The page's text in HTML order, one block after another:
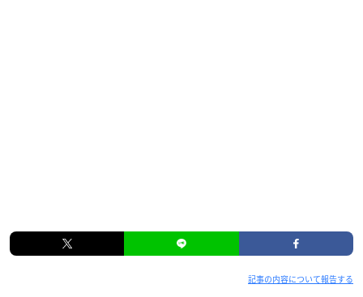
記事の内容について報告する